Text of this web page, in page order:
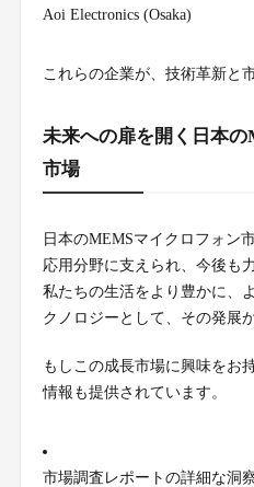
Aoi Electronics (Osaka)
これらの企業が、技術革新と
未来への扉を開く日本
市場
日本のMEMSマイクロフォン
応用分野に支えられ、今後も
私たちの生活をより豊かに、
クノロジーとして、その発展
もしこの成長市場に興味をお
情報も提供されています。
市場調査レポートの詳細な洞